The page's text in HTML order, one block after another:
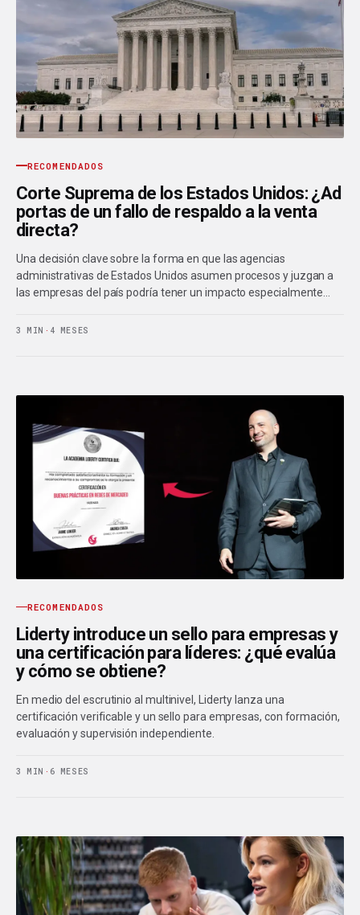
RECOMENDADOS
Corte Suprema de los Estados Unidos: ¿Ad
portas de un fallo de respaldo a la venta
directa?
Una decisión clave sobre la forma en que las agencias
administrativas de Estados Unidos asumen procesos y juzgan a
las empresas del país podría tener un impacto especialmente…
3 MIN · 4 MESES
RECOMENDADOS
Liderty introduce un sello para empresas y
una certificación para líderes: ¿qué evalúa
y cómo se obtiene?
En medio del escrutinio al multinivel, Liderty lanza una
certificación verificable y un sello para empresas, con formación,
evaluación y supervisión independiente.
3 MIN · 6 MESES